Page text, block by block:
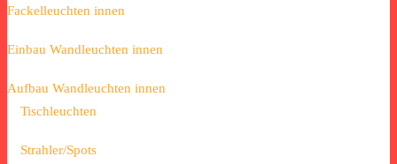
Fackelleuchten innen
Einbau Wandleuchten innen
Aufbau Wandleuchten innen
Tischleuchten
Strahler/Spots